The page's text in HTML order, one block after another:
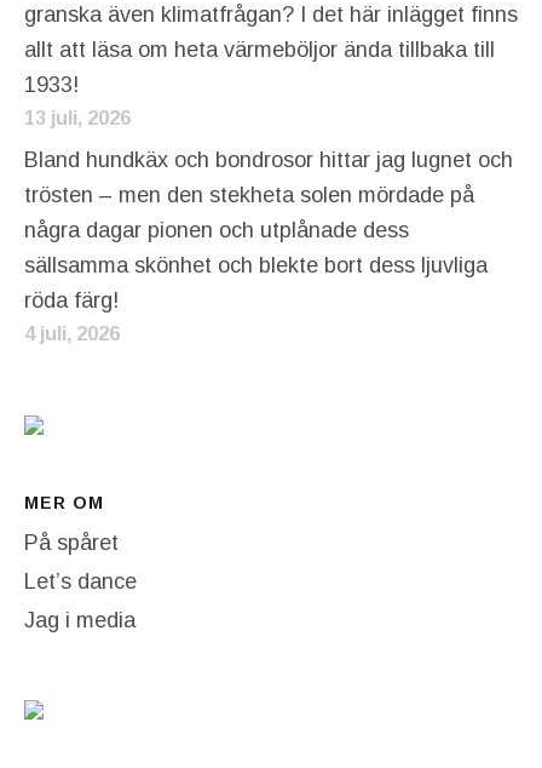
granska även klimatfrågan? I det här inlägget finns
allt att läsa om heta värmeböljor ända tillbaka till
1933!
13 juli, 2026
Bland hundkäx och bondrosor hittar jag lugnet och
trösten – men den stekheta solen mördade på
några dagar pionen och utplånade dess
sällsamma skönhet och blekte bort dess ljuvliga
röda färg!
4 juli, 2026
MER OM
På spåret
Let’s dance
Jag i media